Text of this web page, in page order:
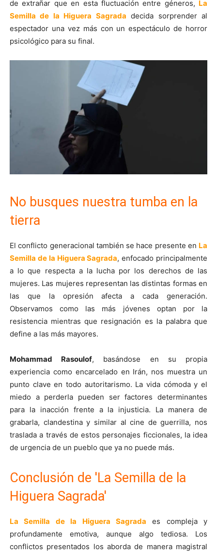
de extrañar que en esta fluctuación entre géneros, La
Semilla de la Higuera Sagrada decida sorprender al
espectador una vez más con un espectáculo de horror
psicológico para su final.
No busques nuestra tumba en la
tierra
El conflicto generacional también se hace presente en La
Semilla de la Higuera Sagrada, enfocado principalmente
a lo que respecta a la lucha por los derechos de las
mujeres. Las mujeres representan las distintas formas en
las que la opresión afecta a cada generación.
Observamos como las más jóvenes optan por la
resistencia mientras que resignación es la palabra que
define a las más mayores.
Mohammad Rasoulof, basándose en su propia
experiencia como encarcelado en Irán, nos muestra un
punto clave en todo autoritarismo. La vida cómoda y el
miedo a perderla pueden ser factores determinantes
para la inacción frente a la injusticia. La manera de
grabarla, clandestina y similar al cine de guerrilla, nos
traslada a través de estos personajes ficcionales, la idea
de urgencia de un pueblo que ya no puede más.
Conclusión de 'La Semilla de la
Higuera Sagrada'
La Semilla de la Higuera Sagrada es compleja y
profundamente emotiva, aunque algo tediosa. Los
conflictos presentados los aborda de manera magistral